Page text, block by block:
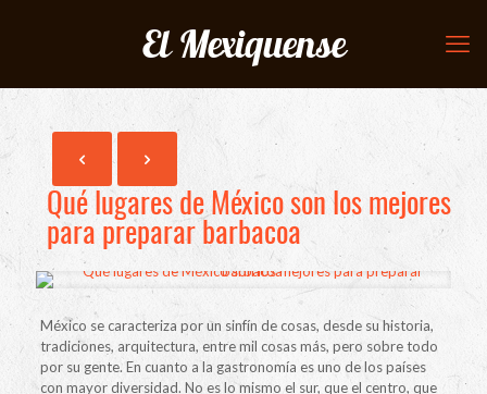
El Mexiquense
Qué lugares de México son los mejores
para preparar barbacoa
México se caracteriza por un sinfín de cosas, desde su historia,
tradiciones, arquitectura, entre mil cosas más, pero sobre todo
por su gente. En cuanto a la gastronomía es uno de los países
con mayor diversidad. No es lo mismo el sur, que el centro, que